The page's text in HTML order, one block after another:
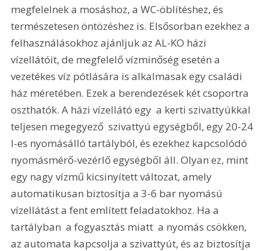
megfelelnek a mosáshoz, a WC-öblítéshez, és
természetesen öntözéshez is. Elsősorban ezekhez a
felhasználásokhoz ajánljuk az AL-KO házi
vízellátóit, de megfelelő vízminőség esetén a
vezetékes víz pótlására is alkalmasak egy családi
ház méretében. Ezek a berendezések két csoportra
oszthatók. A házi vízellátó egy  a kerti szivattyúkkal
teljesen megegyező  szivattyú egységből, egy 20-24
l-es nyomásálló tartályból, és ezekhez kapcsolódó
nyomásmérő-vezérlő egységből áll. Olyan ez, mint
egy nagy vízmű kicsinyített változat, amely
automatikusan biztosítja a 3-6 bar nyomású
vízellátást a fent említett feladatokhoz. Ha a
tartályban  a fogyasztás miatt  a nyomás csökken,
az automata kapcsolja a szivattyút, és az biztosítja